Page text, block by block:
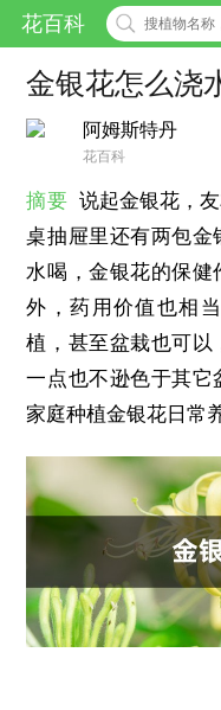
花百科
金银花怎么浇
阿姆斯特丹
花百科
摘要 说起金银花，
桌抽屉里还有两包金
水喝，金银花的保健
外，药用价值也相
植，甚至盆栽也可以
一点也不逊色于其它
家庭种植金银花日常